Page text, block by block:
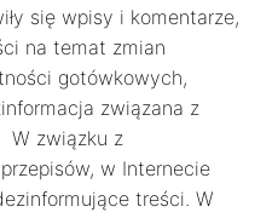
się wpisy i komentarze,
na temat zmian
gotówkowych,
związana z
W związku z
w Internecie
treści. W